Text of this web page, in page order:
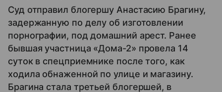
Суд отправил блогершу Анастасию Брагину,
задержанную по делу об изготовлении
порнографии, под домашний арест. Ранее
бывшая участница «Дома-2» провела 14
суток в спецприемнике после того, как
ходила обнаженной по улице и магазину.
Брагина стала третьей блогершей, в